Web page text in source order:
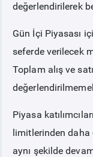
değerlendirilerek
Gün İçi Piyasası
seferde verilecek
Toplam alış ve
Piyasa
limitlerinden daha
aynı şekilde